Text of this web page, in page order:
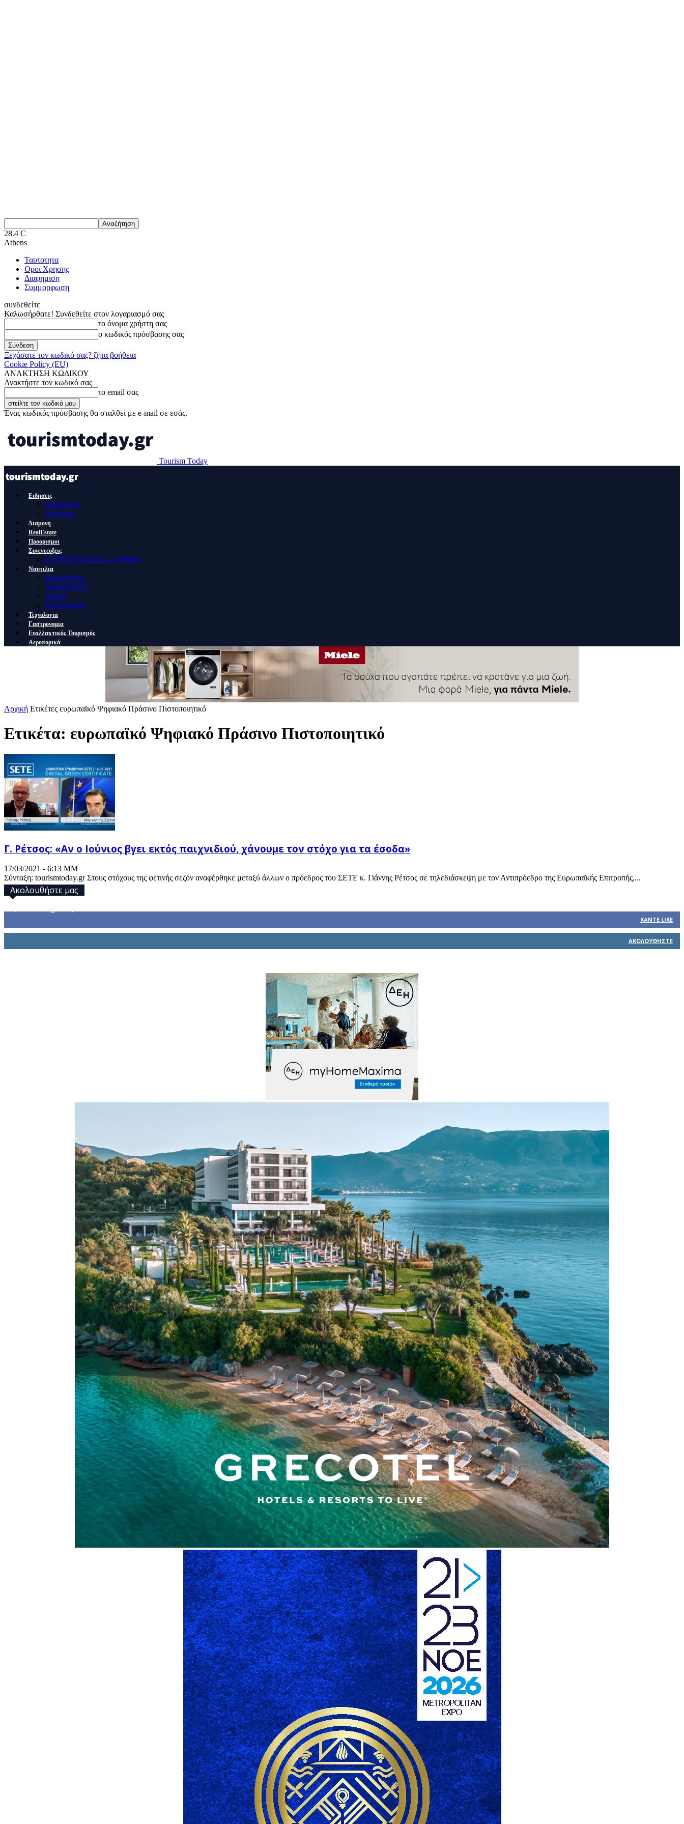
28.4 C
Athens
Ταυτοτητα
Οροι Χρησης
Διαφημιση
Συμμορφωση
συνδεθείτε
Καλωσήρθατε! Συνδεθείτε στον λογαριασμό σας
το όνομα χρήστη σας
ο κωδικός πρόσβασης σας
Ξεχάσατε τον κωδικό σας? ζήτα βοήθεια
Cookie Policy (EU)
ΑΝΑΚΤΗΣΗ ΚΩΔΙΚΟΥ
Ανακτήστε τον κωδικό σας
το email σας
Ένας κωδικός πρόσβασης θα σταλθεί με e-mail σε εσάς.
Tourism Today
Ειδησεις
Οικονομια
Πολιτικη
Διαμονη
RealEstate
Προορισμοι
Συνεντευξεις
ΣΥΝΕΝΤΕΥΞΕΙΣ – ΑΡΘΡΑ
Ναυτιλια
Κρουαζιερα
YACHTING
Λιμανι
Ποντοπορος
Τεχνολογια
Γαστρονομια
Εναλλακτικός Τουρισμός
Αεροπορικά
Αρχική Ετικέτες ευρωπαϊκό Ψηφιακό Πράσινο Πιστοποιητικό
Ετικέτα: ευρωπαϊκό Ψηφιακό Πράσινο Πιστοποιητικό
Γ. Ρέτσος: «Αν ο Ιούνιος βγει εκτός παιχνιδιού, χάνουμε τον στόχο για τα έσοδα»
17/03/2021 - 6:13 ΜΜ
Σύνταξη: tourismtoday.gr Στους στόχους της φετινής σεζόν αναφέρθηκε μεταξύ άλλων ο πρόεδρος του ΣΕΤΕ κ. Γιάννης Ρέτσος σε τηλεδιάσκεψη με τον Αντιπρόεδρο της Ευρωπαϊκής Επιτροπής,...
Ακολουθήστε μας
ΚΆΝΤΕ LIKE
ΑΚΟΛΟΥΘΉΣΤΕ